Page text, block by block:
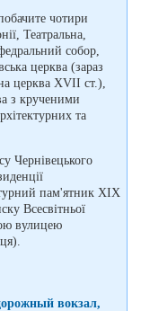
чотири
Театральна,
собор,
церква (зараз
церква ХVII ст.),
з крученими
та
Чернівецького
пам'ятник ХIХ
Всесвітньої
вулицею
вокзал,